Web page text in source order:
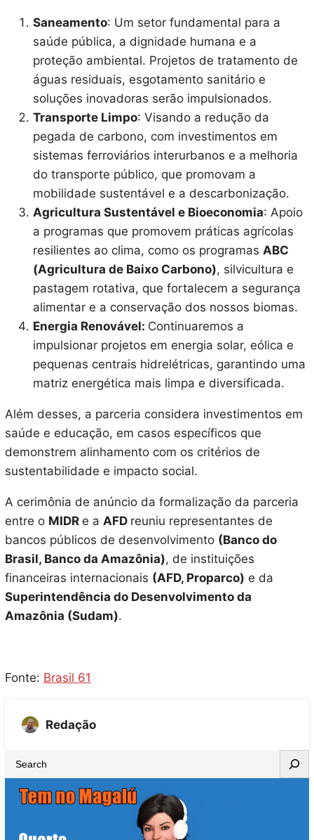
Saneamento: Um setor fundamental para a
saúde pública, a dignidade humana e a
proteção ambiental. Projetos de tratamento de
águas residuais, esgotamento sanitário e
soluções inovadoras serão impulsionados.
Transporte Limpo: Visando a redução da
pegada de carbono, com investimentos em
sistemas ferroviários interurbanos e a melhoria
do transporte público, que promovam a
mobilidade sustentável e a descarbonização.
Agricultura Sustentável e Bioeconomia: Apoio
a programas que promovem práticas agrícolas
resilientes ao clima, como os programas ABC
(Agricultura de Baixo Carbono), silvicultura e
pastagem rotativa, que fortalecem a segurança
alimentar e a conservação dos nossos biomas.
Energia Renovável: Continuaremos a
impulsionar projetos em energia solar, eólica e
pequenas centrais hidrelétricas, garantindo uma
matriz energética mais limpa e diversificada.
Além desses, a parceria considera investimentos em
saúde e educação, em casos específicos que
demonstrem alinhamento com os critérios de
sustentabilidade e impacto social.
A cerimônia de anúncio da formalização da parceria
entre o MIDR e a AFD reuniu representantes de
bancos públicos de desenvolvimento (Banco do
Brasil, Banco da Amazônia), de instituições
financeiras internacionais (AFD, Proparco) e da
Superintendência do Desenvolvimento da
Amazônia (Sudam).
Fonte: Brasil 61
Redação
e